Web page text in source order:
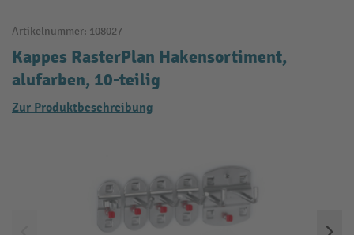
Artikelnummer: 108027
Kappes RasterPlan Hakensortiment,
alufarben, 10-teilig
Zur Produktbeschreibung